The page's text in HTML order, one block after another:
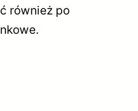
również po